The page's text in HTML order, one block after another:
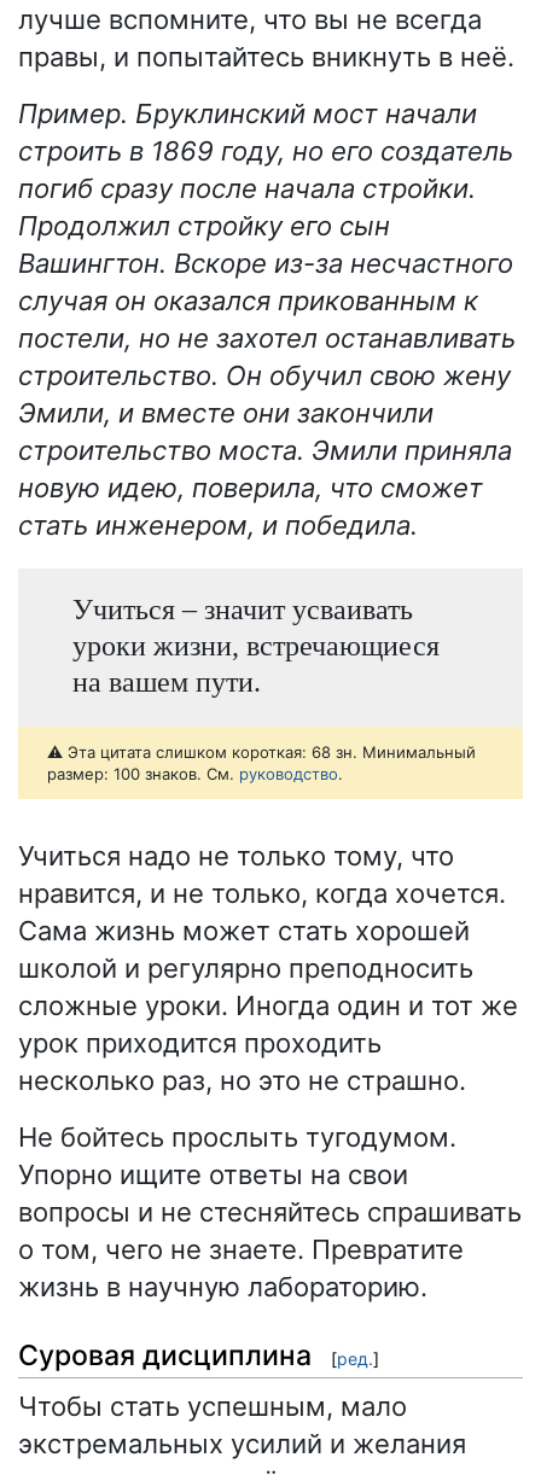
лучше вспомните, что вы не всегда
правы, и попытайтесь вникнуть в неё.
Пример. Бруклинский мост начали
строить в 1869 году, но его создатель
погиб сразу после начала стройки.
Продолжил стройку его сын
Вашингтон. Вскоре из-за несчастного
случая он оказался прикованным к
постели, но не захотел останавливать
строительство. Он обучил свою жену
Эмили, и вместе они закончили
строительство моста. Эмили приняла
новую идею, поверила, что сможет
стать инженером, и победила.
Учиться – значит усваивать
уроки жизни, встречающиеся
на вашем пути.
⚠️ Эта цитата слишком короткая: 68 зн. Минимальный
размер: 100 знаков. См. руководство.
Учиться надо не только тому, что
нравится, и не только, когда хочется.
Сама жизнь может стать хорошей
школой и регулярно преподносить
сложные уроки. Иногда один и тот же
урок приходится проходить
несколько раз, но это не страшно.
Не бойтесь прослыть тугодумом.
Упорно ищите ответы на свои
вопросы и не стесняйтесь спрашивать
о том, чего не знаете. Превратите
жизнь в научную лабораторию.
Суровая дисциплина [ред.]
Чтобы стать успешным, мало
экстремальных усилий и желания